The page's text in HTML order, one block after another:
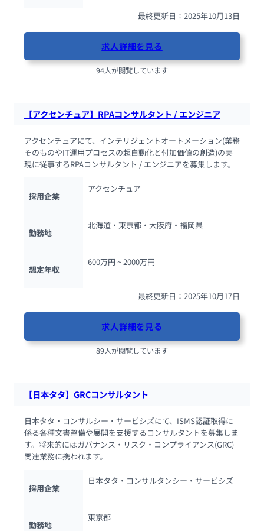
最終更新日：2025年10月13日
求人詳細を見る
94人が閲覧しています
【アクセンチュア】RPAコンサルタント / エンジニア
アクセンチュアにて、インテリジェントオートメーション(業務
そのものやIT運用プロセスの超自動化と付加価値の創造)の実
現に従事するRPAコンサルタント / エンジニアを募集します。
採用企業
アクセンチュア
勤務地
北海道・東京都・大阪府・福岡県
想定年収
600万円 ~ 2000万円
最終更新日：2025年10月17日
求人詳細を見る
89人が閲覧しています
【日本タタ】GRCコンサルタント
日本タタ・コンサルシー・サービシズにて、ISMS認証取得に
係る各種文書整備や展開を支援するコンサルタントを募集しま
す。将来的にはガバナンス・リスク・コンプライアンス(GRC)
関連業務に携われます。
採用企業
日本タタ・コンサルタンシー・サービシズ
勤務地
東京都